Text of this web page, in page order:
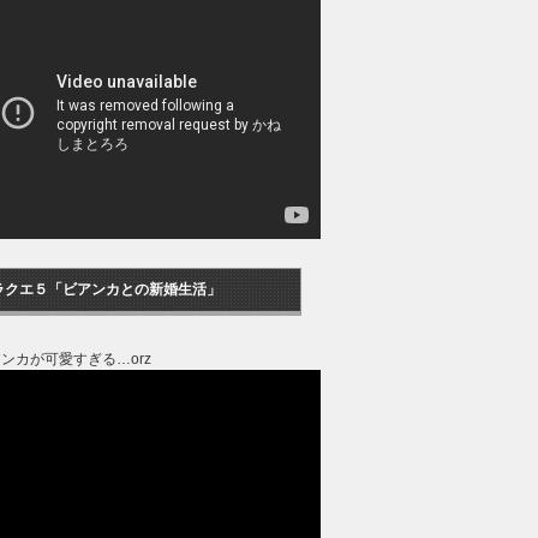
クエ５「ビアンカとの新婚生活」
ンカが可愛すぎる…orz